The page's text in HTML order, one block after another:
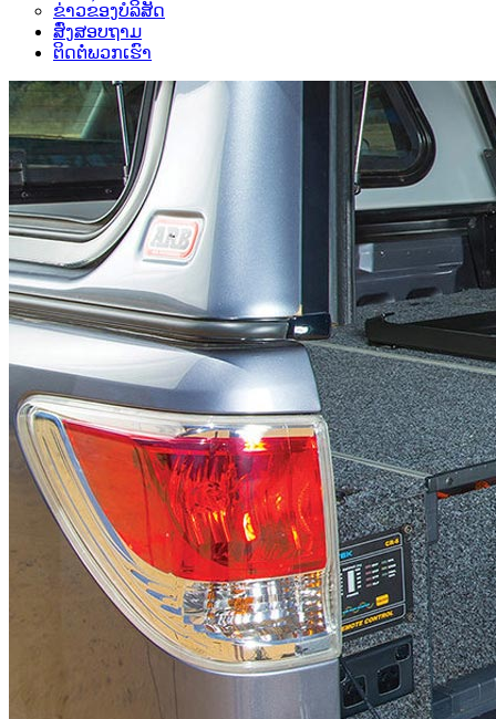
ຂ່າວຂອງບໍລິສັດ
ສົ່ງສອບຖາມ
ຕິດ​ຕໍ່​ພວກ​ເຮົາ